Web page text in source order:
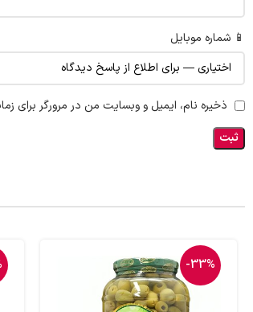
📱 شماره موبایل
ذخیره نام، ایمیل و وبسایت من در مرورگر برای
-33%